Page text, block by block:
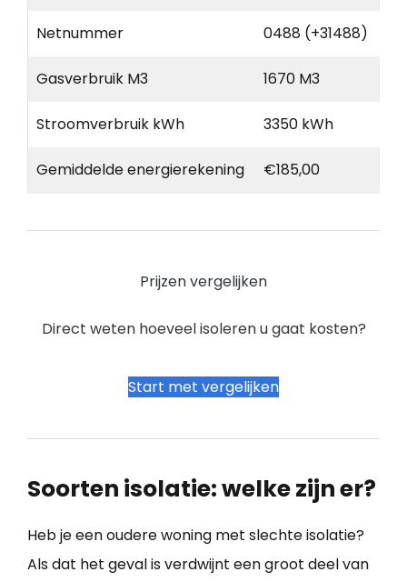
Netnummer 0488 (+31488)
Gasverbruik M3 1670 M3
Stroomverbruik kWh 3350 kWh
Gemiddelde energierekening €185,00
Prijzen vergelijken
Direct weten hoeveel isoleren u gaat kosten?
Start met vergelijken
Soorten isolatie: welke zijn er?
Heb je een oudere woning met slechte isolatie?
Als dat het geval is verdwijnt een groot deel van